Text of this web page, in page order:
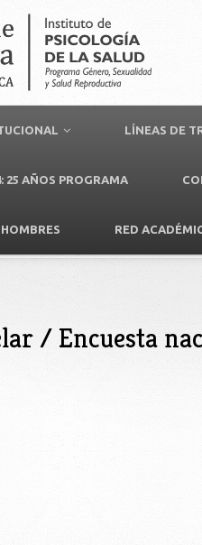
LÍNEAS DE
25 AÑOS PROGRAMA
RED
/ Encuesta